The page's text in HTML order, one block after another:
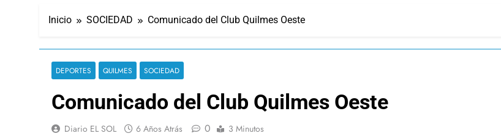
Inicio SOCIEDAD Comunicado del Club Quilmes Oeste
DEPORTES QUILMES SOCIEDAD
Comunicado del Club Quilmes Oeste
Diario EL SOL 6 Años Atrás 0 3 Minutos